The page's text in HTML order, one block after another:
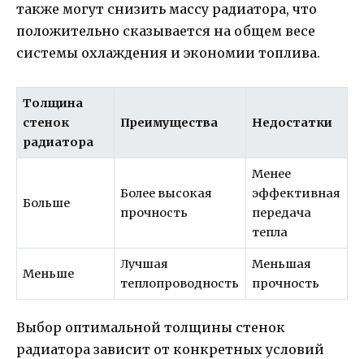
также могут снизить массу радиатора, что
положительно сказывается на общем весе
системы охлаждения и экономии топлива.
Толщина
стенок
радиатора
Преимущества Недостатки
Больше
Более высокая
прочность
Менее
эффективная
передача
тепла
Меньше
Лучшая
теплопроводность
Меньшая
прочность
Выбор оптимальной толщины стенок
радиатора зависит от конкретных условий